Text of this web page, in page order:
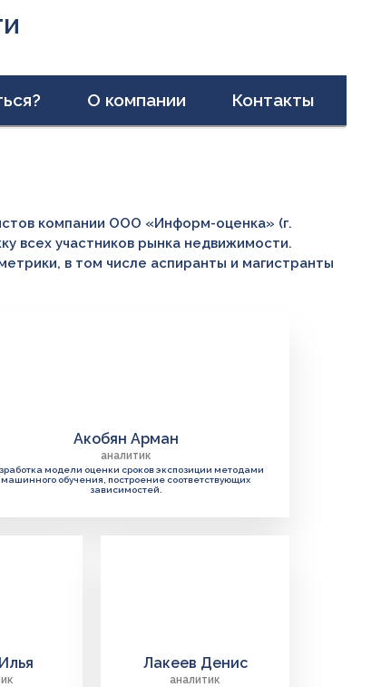
О компании Контакты
компании ООО «Информ-оценка» (г.
всех участников рынка недвижимости.
в том числе аспиранты и магистранты
Акобян Арман
аналитик
модели оценки сроков экспозиции методами
машинного обучения, построение соответствующих
зависимостей.
Лакеев Денис
аналитик